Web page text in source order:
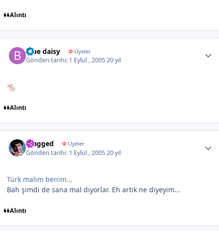
Alıntı
blue daisy ΦÜyeler
Gönderi tarihi: 1 Eylül , 200520 yıl
Alıntı
Fragged ΦÜyeler
Gönderi tarihi: 1 Eylül , 200520 yıl
Türk malim benim...
Bah şimdi de sana mal diyorlar. Eh artık ne diyeyim...
Alıntı